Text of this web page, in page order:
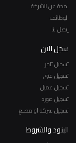
لمحة عن الشركة
الوظائف
إتصل بنا
سجل الان
تسجيل تاجر
تسجيل فني
تسجيل عميل
تسجيل مورد
تسجيل شركة او مصنع
البنود والشروط